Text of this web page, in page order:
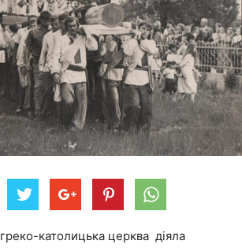
католицька церква діяла